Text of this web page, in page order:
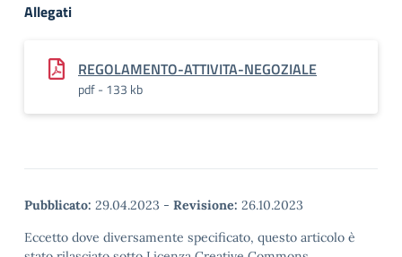
Allegati
REGOLAMENTO-ATTIVITA-NEGOZIALE
pdf - 133 kb
Pubblicato: 29.04.2023 - Revisione: 26.10.2023
Eccetto dove diversamente specificato, questo articolo è